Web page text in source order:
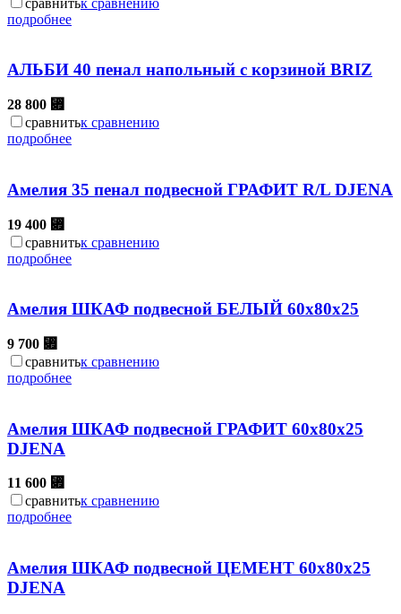
подробнее
АЛЬБИ 40 пенал напольный с корзиной BRIZ
28 800 ⃏
сравнитьк сравнению
подробнее
Амелия 35 пенал подвесной ГРАФИТ R/L DJENA
19 400 ⃏
сравнитьк сравнению
подробнее
Амелия ШКАФ подвесной БЕЛЫЙ 60х80х25
9 700 ⃏
сравнитьк сравнению
подробнее
Амелия ШКАФ подвесной ГРАФИТ 60х80х25
DJENA
11 600 ⃏
сравнитьк сравнению
подробнее
Амелия ШКАФ подвесной ЦЕМЕНТ 60х80х25
DJENA